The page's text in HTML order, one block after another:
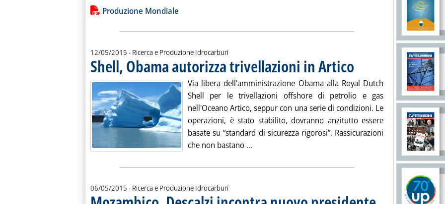
Leggi tutta la notizia: 'La produzione mondiale di petrolio'
Lista allegati PDF alla notizia
Produzione Mondiale
12/05/2015 - Ricerca e Produzione Idrocarburi
Shell, Obama autorizza trivellazioni in Artico . Pubblicata martedì 12 maggio 2015
Via libera dell'amministrazione Obama alla Royal Dutch
Shell per le trivellazioni offshore di petrolio e gas
nell'Oceano Artico, seppur con una serie di condizioni. Le
operazioni, è stato stabilito, dovranno anzitutto essere
basate su “standard di sicurezza rigorosi”. Rassicurazioni
che non bastano ... Leggi tutta la notizia: 'Shell, Obama autorizza
06/05/2015 - Ricerca e Produzione Idrocarburi
. Pubblicata mercoledì 06